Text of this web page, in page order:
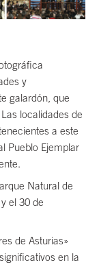
y
galardón, que
localidades de
a este
Pueblo Ejemplar
Natural de
el 30 de
de Asturias»
en la